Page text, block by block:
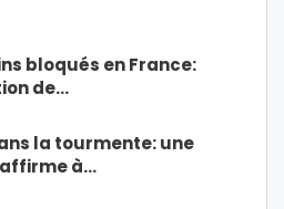
bloqués en France:
de…
la tourmente: une
affirme à…